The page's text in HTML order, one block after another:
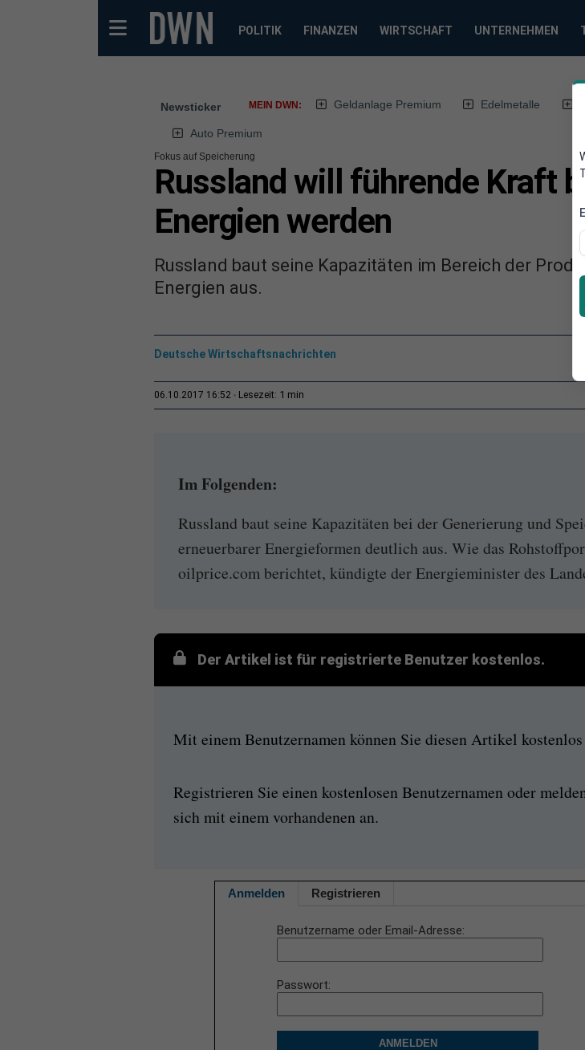
POLITIK FINANZEN WIRTSCHAFT UNTERNEHMEN
Newsticker MEIN DWN: Geldanlage Premium Edelmetalle
Auto Premium
Fokus auf Speicherung
Russland will führende Kraft
Energien werden
Russland baut seine Kapazitäten im Bereich der
Energien aus.
Deutsche Wirtschaftsnachrichten
06.10.2017 16:52 Lesezeit: 1 min
Im Folgenden:
Russland baut seine Kapazitäten bei der Generierung und
erneuerbarer Energieformen deutlich aus. Wie das
oilprice.com berichtet, kündigte der Energieminister des
Der Artikel ist für registrierte Benutzer kostenlos.
Mit einem Benutzernamen können Sie diesen Artikel kostenlos
Registrieren Sie einen kostenlosen Benutzernamen oder
sich mit einem vorhandenen an.
Anmelden Registrieren
Benutzername oder Email-Adresse
Passwort
ANMELDEN